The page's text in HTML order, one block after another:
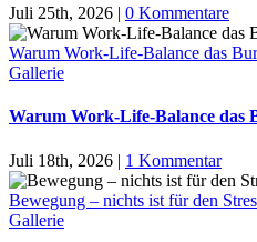
Juli 25th, 2026 | 0 Kommentare
Warum Work-Life-Balance das
Gallerie
Warum Work-Life-Balance das
Juli 18th, 2026 | 1 Kommentar
Bewegung – nichts ist für den
Gallerie